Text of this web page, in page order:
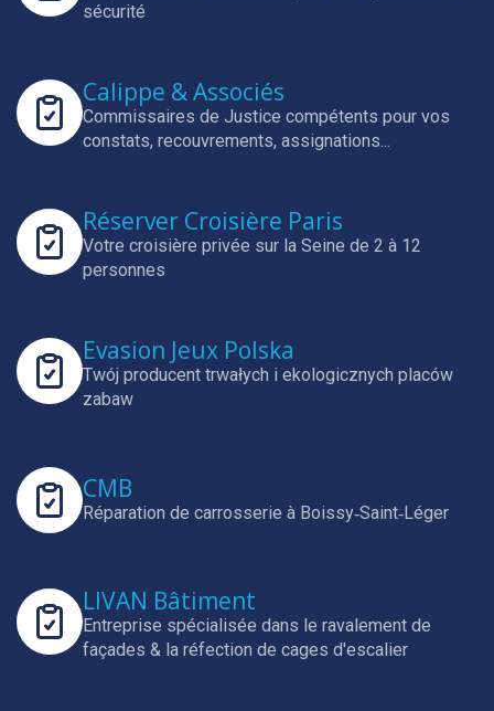
sécurité
Calippe & Associés
Commissaires de Justice compétents pour vos
constats, recouvrements, assignations...
Réserver Croisière Paris
Votre croisière privée sur la Seine de 2 à 12
personnes
Evasion Jeux Polska
Twój producent trwałych i ekologicznych placów
zabaw
CMB
Réparation de carrosserie à Boissy‑Saint‑Léger
LIVAN Bâtiment
Entreprise spécialisée dans le ravalement de
façades & la réfection de cages d'escalier